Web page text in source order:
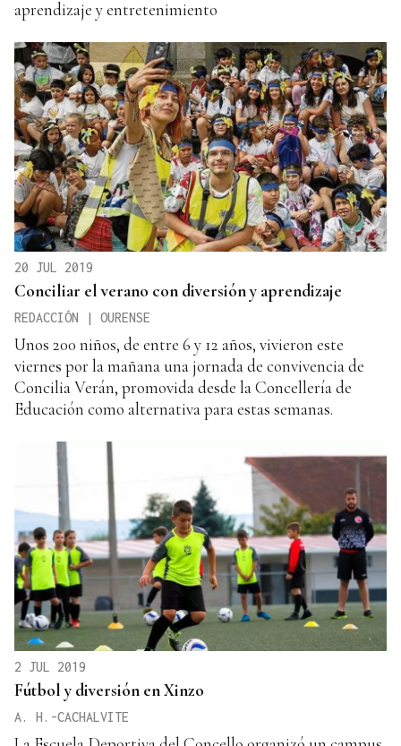
aprendizaje y entretenimiento
20 JUL 2019
Conciliar el verano con diversión y aprendizaje
REDACCIÓN | OURENSE
Unos 200 niños, de entre 6 y 12 años, vivieron este
viernes por la mañana una jornada de convivencia de
Concilia Verán, promovida desde la Concellería de
Educación como alternativa para estas semanas.
2 JUL 2019
Fútbol y diversión en Xinzo
A. H.-CACHALVITE